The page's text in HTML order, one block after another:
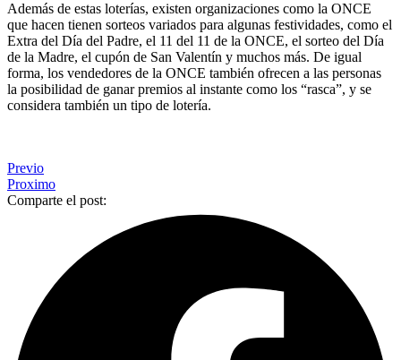
Además de estas loterías, existen organizaciones como la ONCE
que hacen tienen sorteos variados para algunas festividades, como el
Extra del Día del Padre, el 11 del 11 de la ONCE, el sorteo del Día
de la Madre, el cupón de San Valentín y muchos más. De igual
forma, los vendedores de la ONCE también ofrecen a las personas
la posibilidad de ganar premios al instante como los “rasca”, y se
considera también un tipo de lotería.
Previo
Proximo
Comparte el post: